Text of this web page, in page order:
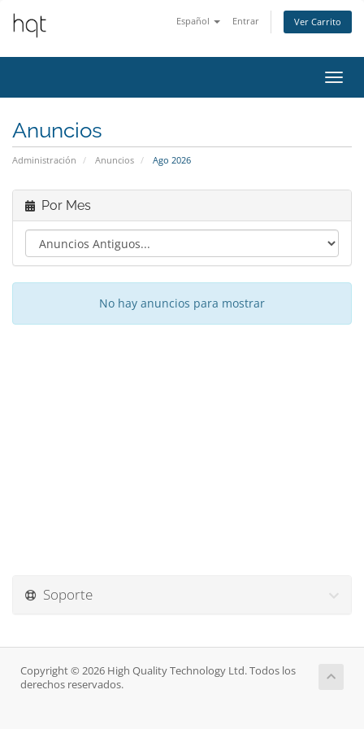
Español Entrar Ver Carrito
Anuncios
Administración Anuncios Ago 2026
Por Mes
No hay anuncios para mostrar
Soporte
Copyright © 2026 High Quality Technology Ltd. Todos los
derechos reservados.